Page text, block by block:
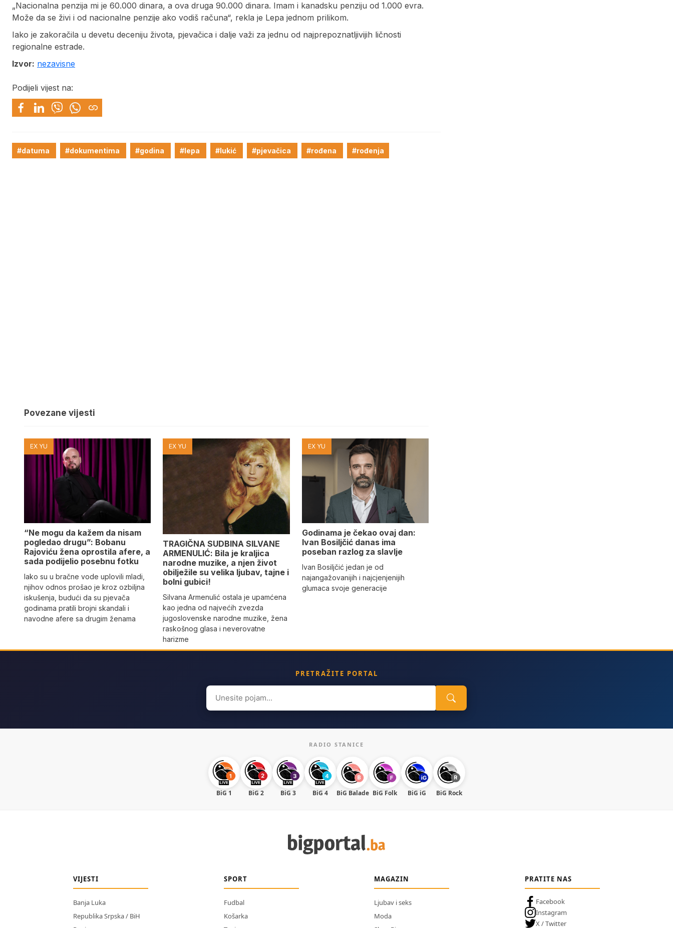
„Nacionalna penzija mi je 60.000 dinara, a ova druga 90.000 dinara. Imam i kanadsku penziju od 1.000 evra.
Može da se živi i od nacionalne penzije ako vodiš računa“, rekla je Lepa jednom prilikom.
Iako je zakoračila u devetu deceniju života, pjevačica i dalje važi za jednu od najprepoznatljivijih ličnosti
regionalne estrade.
Izvor: nezavisne
Podijeli vijest na:
#datuma #dokumentima #godina #lepa #lukić #pjevačica #rođena #rođenja
Povezane vijesti
EX YU
“Ne mogu da kažem da nisam
pogledao drugu”: Bobanu
Rajoviću žena oprostila afere, a
sada podijelio posebnu fotku
Iako su u bračne vode uplovili mladi,
njihov odnos prošao je kroz ozbiljna
iskušenja, budući da su pjevača
godinama pratili brojni skandali i
navodne afere sa drugim ženama
EX YU
TRAGIČNA SUDBINA SILVANE
ARMENULIĆ: Bila je kraljica
narodne muzike, a njen život
obilježile su velika ljubav, tajne i
bolni gubici!
Silvana Armenulić ostala je upamćena
kao jedna od najvećih zvezda
jugoslovenske narodne muzike, žena
raskošnog glasa i neverovatne
harizme
EX YU
Godinama je čekao ovaj dan:
Ivan Bosiljčić danas ima
poseban razlog za slavlje
Ivan Bosiljčić jedan je od
najangažovanijih i najcjenjenijih
glumaca svoje generacije
PRETRAŽITE PORTAL
Search
for:
RADIO STANICE
BiG 1 BiG 2 BiG 3 BiG 4 BiG Balade BiG Folk BiG iG BiG Rock
VIJESTI
Banja Luka
Republika Srpska / BiH
SPORT
Fudbal
Košarka
MAGAZIN
Ljubav i seks
Moda
PRATITE NAS
Facebook
Instagram
X / Twitter